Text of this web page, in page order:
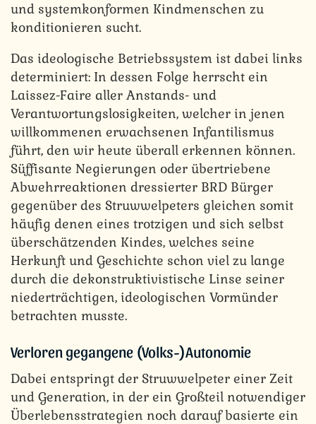
und systemkonformen Kindmenschen zu
konditionieren sucht.
Das ideologische Betriebssystem ist dabei links
determiniert: In dessen Folge herrscht ein
Laissez-Faire aller Anstands- und
Verantwortungslosigkeiten, welcher in jenen
willkommenen erwachsenen Infantilismus
führt, den wir heute überall erkennen können.
Süffisante Negierungen oder übertriebene
Abwehrreaktionen dressierter BRD Bürger
gegenüber des Struwwelpeters gleichen somit
häufig denen eines trotzigen und sich selbst
überschätzenden Kindes, welches seine
Herkunft und Geschichte schon viel zu lange
durch die dekonstruktivistische Linse seiner
niederträchtigen, ideologischen Vormünder
betrachten musste.
Verloren gegangene (Volks-)Autonomie
Dabei entspringt der Struwwelpeter einer Zeit
und Generation, in der ein Großteil notwendiger
Überlebensstrategien noch darauf basierte ein